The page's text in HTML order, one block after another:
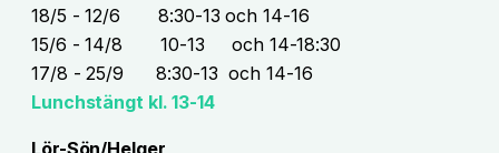
18/5 - 12/6 8:30-13 och 14-16
15/6 - 14/8 10-13 och 14-18:30
17/8 - 25/9 8:30-13 och 14-16
Lunchstängt kl. 13-14